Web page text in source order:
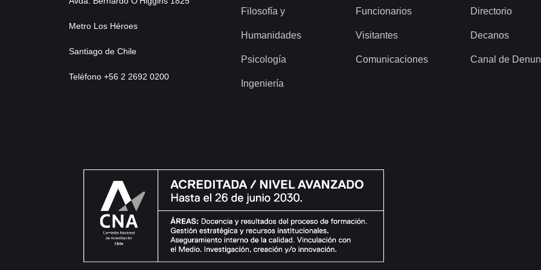
Metro Los Héroes
Santiago de Chile
Teléfono +56 2 2692 0200
Filosofía y
Humanidades
Psicología
Ingeniería
Funcionarios
Visitantes
Comunicaciones
Directorio
Decanos
Canal de